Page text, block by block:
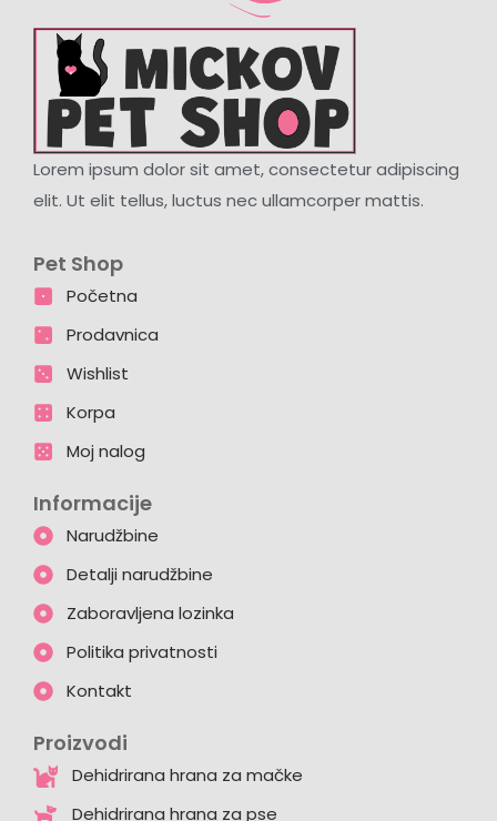
Lorem ipsum dolor sit amet, consectetur adipiscing
elit. Ut elit tellus, luctus nec ullamcorper mattis.
Pet Shop
Početna
Prodavnica
Wishlist
Korpa
Moj nalog
Informacije
Narudžbine
Detalji narudžbine
Zaboravljena lozinka
Politika privatnosti
Kontakt
Proizvodi
Dehidrirana hrana za mačke
Dehidrirana hrana za pse